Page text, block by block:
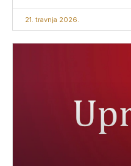
21. travnja 2026.